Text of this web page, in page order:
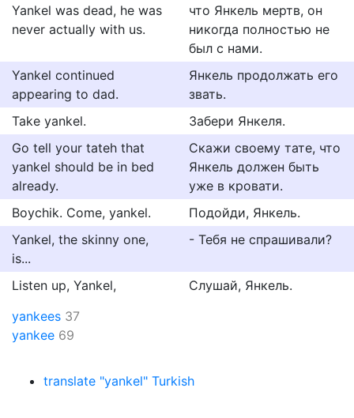
Yankel was dead, he was
never actually with us.
что Янкель мертв, он
никогда полностью не
был с нами.
Yankel continued
appearing to dad.
Янкель продолжать его
звать.
Take yankel.
Забери Янкеля.
Go tell your tateh that
yankel should be in bed
already.
Скажи своему тате, что
Янкель должен быть
уже в кровати.
Boychik. Come, yankel.
Подойди, Янкель.
Yankel, the skinny one,
is...
- Тебя не спрашивали?
Listen up, Yankel,
Слушай, Янкель.
yankees 37
yankee 69
translate "yankel" Turkish